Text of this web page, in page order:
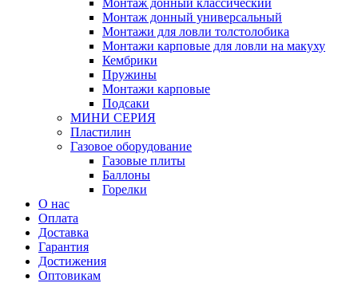
Монтаж донный универсальный
Монтажи для ловли толстолобика
Монтажи карповые для ловли на макуху
Кембрики
Пружины
Монтажи карповые
Подсаки
МИНИ СЕРИЯ
Пластилин
Газовое оборудование
Газовые плиты
Баллоны
Горелки
О нас
Оплата
Доставка
Гарантия
Достижения
Оптовикам